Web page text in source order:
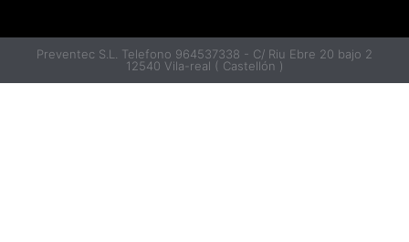
Preventec S.L. Telefono 964537338 - C/ Riu Ebre 20 bajo 2
12540 Vila-real ( Castellón )